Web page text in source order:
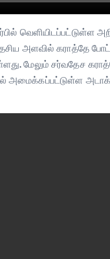
வெளியிடப்பட்டுள்ள
அளவில் கராத்தே
மேலும் சர்வதேச
அமைக்கப்பட்டுள்ள அடாக்